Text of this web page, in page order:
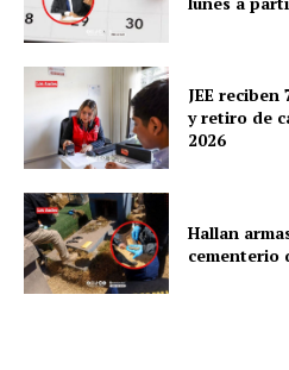
Diario los Andes
Nosotros
Contacto
JEE
y retiro de
2026
Hallan
cementerio